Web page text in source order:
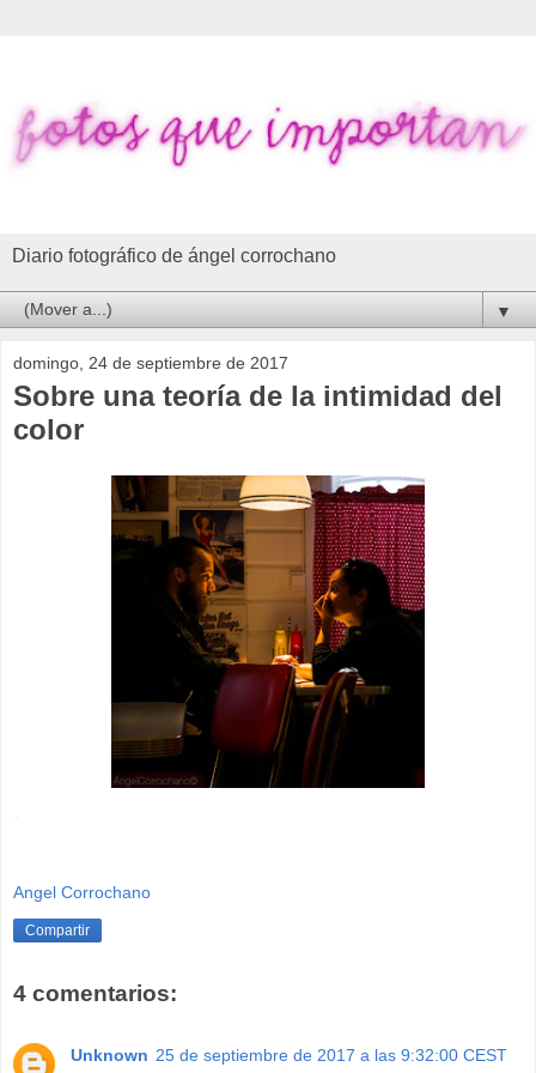
Diario fotográfico de ángel corrochano
▼
domingo, 24 de septiembre de 2017
Sobre una teoría de la intimidad del
color
Angel Corrochano
Compartir
4 comentarios:
Unknown 25 de septiembre de 2017 a las 9:32:00 CEST